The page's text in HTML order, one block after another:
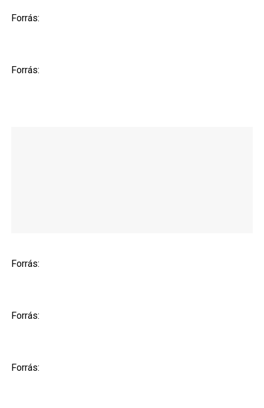
Forrás:
Forrás:
Forrás:
Forrás:
Forrás: